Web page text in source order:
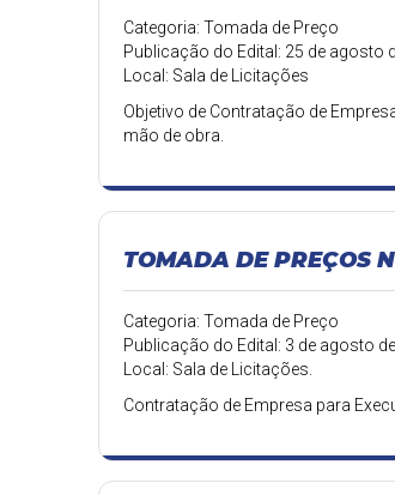
Categoria: Tomada de Preço
Publicação do Edital: 25 de agosto
Local: Sala de Licitações
Objetivo de Contratação de
mão de obra.
TOMADA DE PREÇOS
Categoria: Tomada de Preço
Publicação do Edital: 3 de agosto
Local: Sala de Licitações.
Contratação de Empresa para